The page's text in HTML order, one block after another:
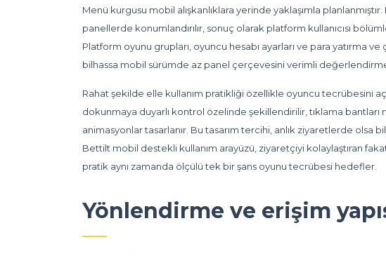
Menü kurgusu mobil alışkanlıklara yerinde yaklaşımla
panellerde konumlandırılır, sonuç olarak platform kullanıcısı
Platform oyunu grupları, oyuncu hesabı ayarları ve para yatırma
bilhassa mobil sürümde az panel çerçevesini verimli
Rahat şekilde elle kullanım pratikliği özellikle oyuncu tecrübesini
dokunmaya duyarlı kontrol özelinde şekillendirilir, tıklama
animasyonlar tasarlanır. Bu tasarım tercihi, anlık ziyaretlerde olsa
Bettilt mobil destekli kullanım arayüzü, ziyaretçiyi kolaylaştıran fakat
pratik aynı zamanda ölçülü tek bir şans oyunu tecrübesi hedefler.
Yönlendirme ve erişim